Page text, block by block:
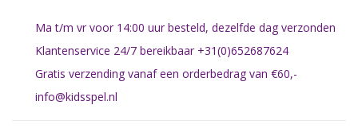
Ma t/m vr voor 14:00 uur besteld, dezelfde dag verzonden
Klantenservice 24/7 bereikbaar +31(0)652687624
Gratis verzending vanaf een orderbedrag van €60,-
info@kidsspel.nl